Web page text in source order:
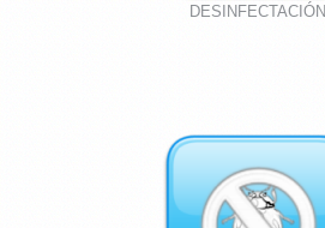
DESINFECTACIÓN